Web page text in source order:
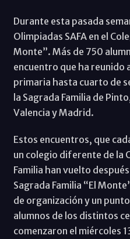
Durante esta pasada
Olimpiadas SAFA en el
Monte”. Más de 750
encuentro que ha reunido
primaria hasta cuarto de
la Sagrada Familia de
Valencia y Madrid.
Estos encuentros, que
un colegio diferente de la
Familia han vuelto
Sagrada Familia “El
de organización y un
alumnos de los distintos
comenzaron el miércoles